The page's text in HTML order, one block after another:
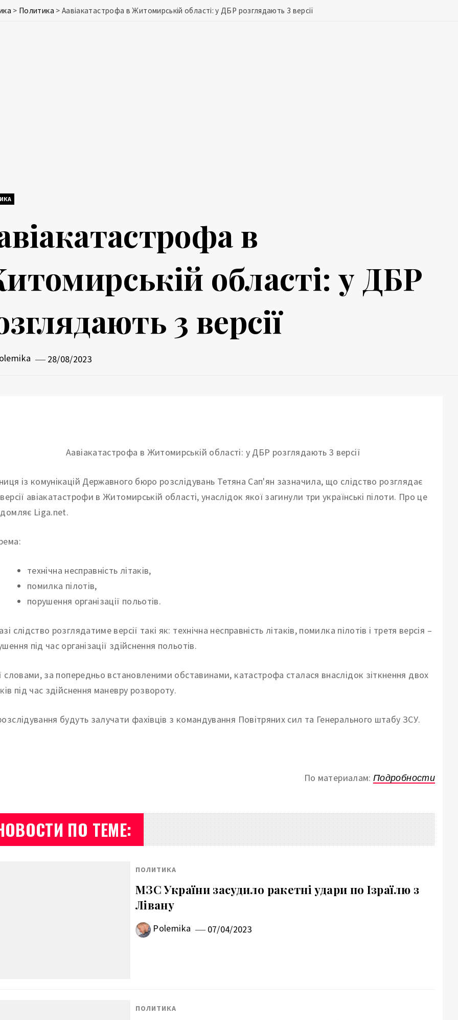
> Политика > Аавіакатастрофа в Житомирській області: у ДБР розглядають 3 версії
в
області: у ДБР
3 версії
28/08/2023
із комунікацій Державного бюро розслідувань Тетяна Сап'ян зазначила, що слідство розглядає
авіакатастрофи в Житомирській області, унаслідок якої загинули три українські пілоти. Про це
Liga.net.
технічна несправність літаків,
помилка пілотів,
порушення організації польотів.
слідство розглядатиме версії такі як: технічна несправність літаків, помилка пілотів і третя версія –
під час організації здійснення польотів.
словами, за попередньо встановленими обставинами, катастрофа сталася внаслідок зіткнення двох
під час здійснення маневру розвороту.
будуть залучати фахівців з командування Повітряних сил та Генерального штабу ЗСУ.
По материалам:Подробности
ПО ТЕМЕ:
ПОЛИТИКА
МЗС України засудило ракетні удари по Ізраїлю з
Лівану
Polemika 07/04/2023
ПОЛИТИКА